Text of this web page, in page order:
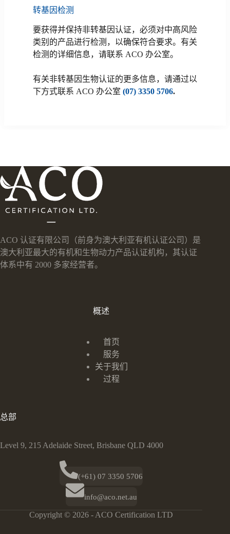
转基因检测
要获得并保持非转基因认证，必须对中高风险
类别的产品进行检测，以确保符合要求。有关
检测的详细信息，请联系 ACO 办公室。
有关非转基因生物认证的更多信息，请通过以
下方式联系 ACO 办公室 (07) 3350 5706.
ACO 认证有限公司（前身为澳大利亚有机认证公司）是
澳大利亚最大的有机和生物动力产品认证机构，其认证
体系中有 2000 多家经营者。
概述
首页
服务
关于我们
过程
总部
Level 9, 215 Adelaide Street, Brisbane QLD 4000
(+61) 07 3350 5706
info@aco.net.au
Copyright © 2026 - ACO Certification LTD